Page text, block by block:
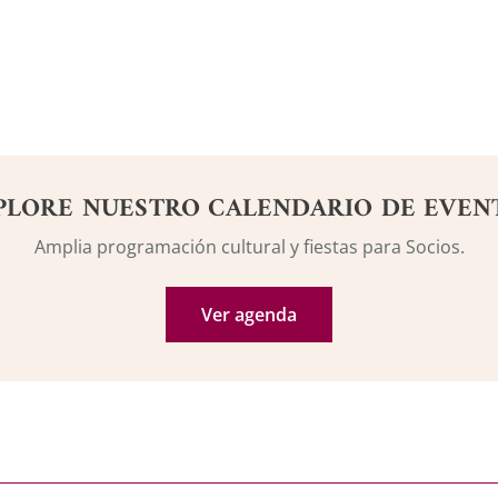
NUESTRO CALENDARIO DE
Amplia programación cultural y fiestas para Socios.
Ver agenda